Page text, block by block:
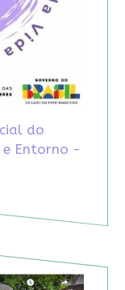
do
e Entorno -